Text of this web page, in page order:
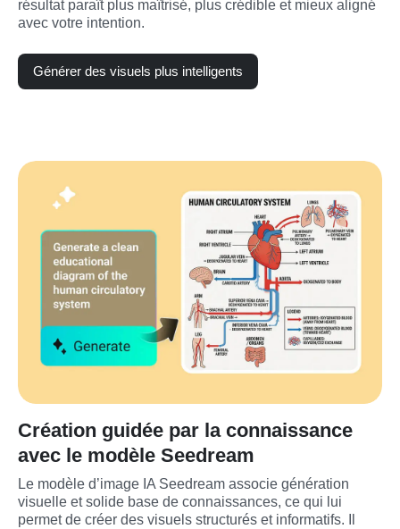
résultat paraît plus maîtrisé, plus crédible et mieux aligné
avec votre intention.
Générer des visuels plus intelligents
Création guidée par la connaissance
avec le modèle Seedream
Le modèle d’image IA Seedream associe génération
visuelle et solide base de connaissances, ce qui lui
permet de créer des visuels structurés et informatifs. Il